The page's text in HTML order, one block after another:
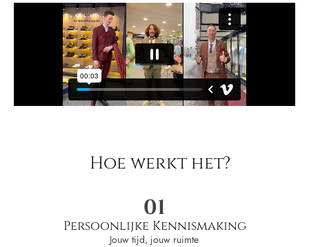
Hoe werkt het?
01
Persoonlijke Kennismaking
Jouw tijd, jouw ruimte